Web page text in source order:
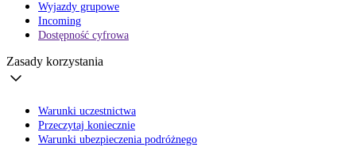
Wyjazdy grupowe
Incoming
Dostępność cyfrowa
Zasady korzystania
Warunki uczestnictwa
Przeczytaj koniecznie
Warunki ubezpieczenia podróżnego